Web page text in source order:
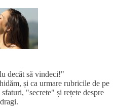
decât să vindeci!"
și ca urmare rubricile de pe
"secrete" și rețete despre